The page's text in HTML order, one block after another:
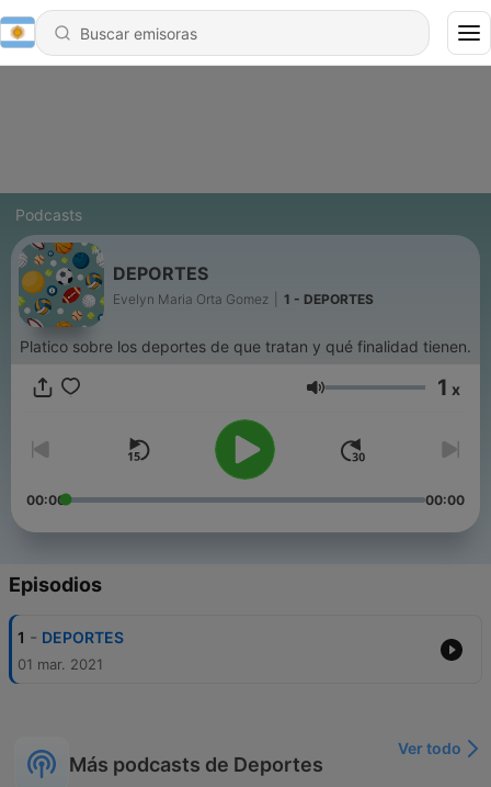
Podcasts
DEPORTES
Evelyn Maria Orta Gomez 1 - DEPORTES
Platico sobre los deportes de que tratan y qué finalidad tienen.
Volumen 1 x
00:00 00:00
Episodios
1 - DEPORTES
01 mar. 2021
Más podcasts de Deportes
Ver todo